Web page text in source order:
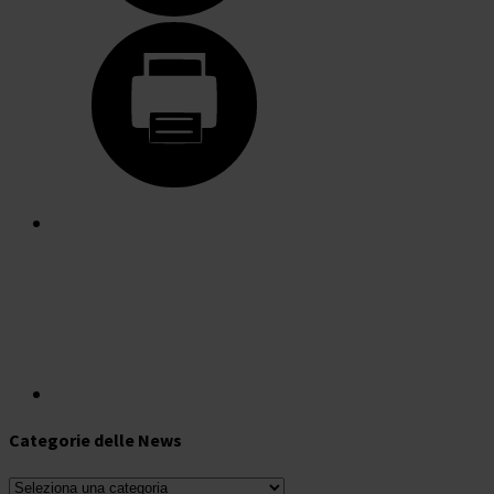
Categorie delle News
Categorie